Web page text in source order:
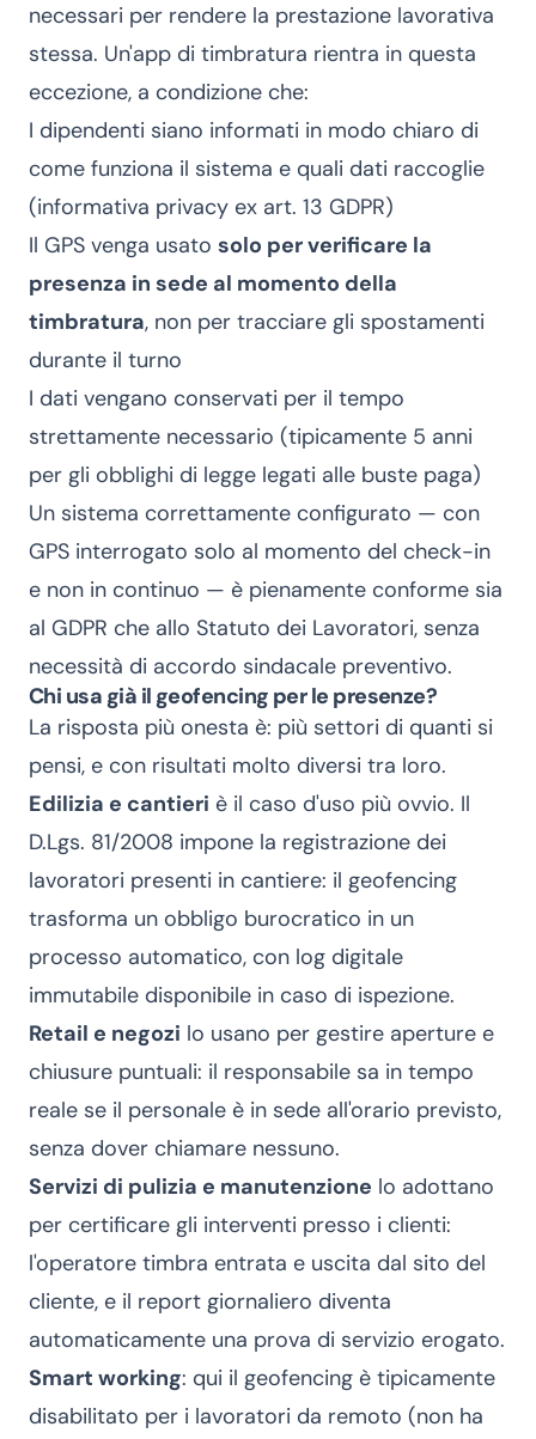
necessari per rendere la prestazione lavorativa
stessa. Un'app di timbratura rientra in questa
eccezione, a condizione che:
I dipendenti siano informati in modo chiaro di
come funziona il sistema e quali dati raccoglie
(informativa privacy ex art. 13 GDPR)
Il GPS venga usato solo per verificare la
presenza in sede al momento della
timbratura, non per tracciare gli spostamenti
durante il turno
I dati vengano conservati per il tempo
strettamente necessario (tipicamente 5 anni
per gli obblighi di legge legati alle buste paga)
Un sistema correttamente configurato — con
GPS interrogato solo al momento del check-in
e non in continuo — è pienamente conforme sia
al GDPR che allo Statuto dei Lavoratori, senza
necessità di accordo sindacale preventivo.
Chi usa già il geofencing per le presenze?
La risposta più onesta è: più settori di quanti si
pensi, e con risultati molto diversi tra loro.
Edilizia e cantieri è il caso d'uso più ovvio. Il
D.Lgs. 81/2008 impone la registrazione dei
lavoratori presenti in cantiere: il geofencing
trasforma un obbligo burocratico in un
processo automatico, con log digitale
immutabile disponibile in caso di ispezione.
Retail e negozi lo usano per gestire aperture e
chiusure puntuali: il responsabile sa in tempo
reale se il personale è in sede all'orario previsto,
senza dover chiamare nessuno.
Servizi di pulizia e manutenzione lo adottano
per certificare gli interventi presso i clienti:
l'operatore timbra entrata e uscita dal sito del
cliente, e il report giornaliero diventa
automaticamente una prova di servizio erogato.
Smart working: qui il geofencing è tipicamente
disabilitato per i lavoratori da remoto (non ha